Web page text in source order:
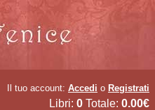
Il tuo account: Accedi o Registrati
Libri: 0 Totale: 0.00€